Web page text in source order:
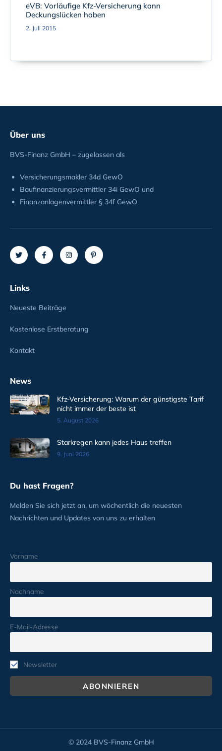
eVB: Vorläufige Kfz-Versicherung kann
Deckungslücken haben
2. Juli 2015
Über uns
BVS-Finanz GmbH – zugelassen als
Versicherungsmakler 34d GewO
Baufinanzierungsvermittler 34i GewO und
Finanzanlagenvermittler § 34f GewO
Links
Neueste Beiträge
Kostenlose Erstberatung
Kontakt
News
Kfz-Versicherung: Warum der günstigste Tarif
nicht immer der beste ist
5. August 2026
Starkregen kann jedes Haus treffen
9. Juni 2026
Du hast Fragen?
Melden Sie sich jetzt an, um wöchentlich die neuesten
Nachrichten und Updates von uns zu erhalten
Vorname
Nachname
E-Mail-Adresse
Newsletter
© 2024 BVS-Finanz GmbH